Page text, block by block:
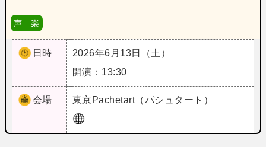
声 楽
日時
2026年6月13日（土）
開演：13:30
会場 東京Pachetart（パシュタート）